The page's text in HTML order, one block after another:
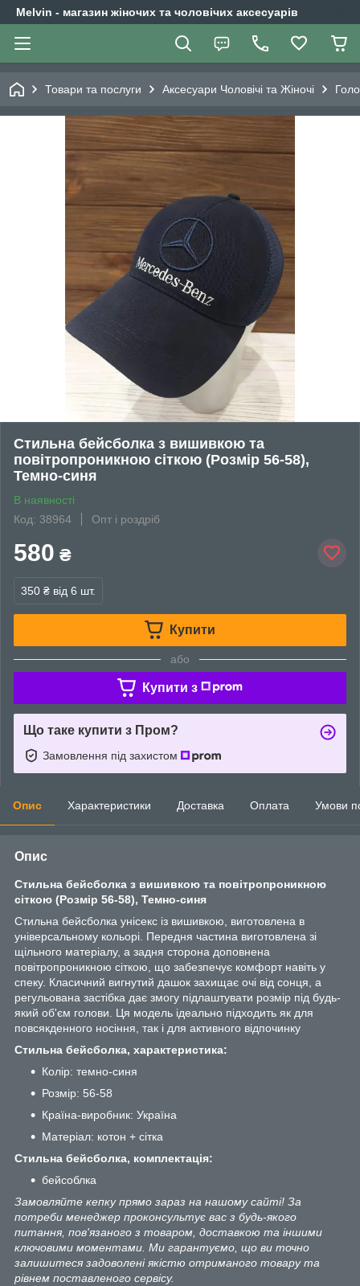
Melvin - магазин жіночих та чоловічих аксесуарів
Товари та послуги Аксесуари Чоловічі та Жіночі
Стильна бейсболка з вишивкою та
повітропроникною сіткою (Розмір 56-58),
Темно-синя
В наявності
Код: 38964
Опт і роздріб
580 ₴
350 ₴ від 6 шт.
Купити
або
Купити з
Що таке купити з Пром?
Замовлення під захистом
Опис Характеристики Доставка Оплата Умови
Опис
Стильна бейсболка з вишивкою та повітропроникною
сіткою (Розмір 56-58), Темно-синя
Стильна бейсболка унісекс із вишивкою, виготовлена в
універсальному кольорі. Передня частина виготовлена зі
щільного матеріалу, а задня сторона доповнена
повітропроникною сіткою, що забезпечує комфорт навіть у
спеку. Класичний вигнутий дашок захищає очі від сонця, а
регульована застібка дає змогу підлаштувати розмір під будь-
який об'єм голови. Ця модель ідеально підходить як для
повсякденного носіння, так і для активного відпочинку
Стильна бейсболка, характеристика:
Колір: темно-синя
Розмір: 56-58
Країна-виробник: Україна
Матеріал: котон + сітка
Стильна бейсболка, комплектація:
бейсоблка
Замовляйте кепку прямо зараз на нашому сайті! За
потреби менеджер проконсультує вас з будь-якого
питання, пов'язаного з товаром, доставкою та іншими
ключовими моментами. Ми гарантуємо, що ви точно
залишитеся задоволені якістю отриманого товару та
рівнем поставленого сервісу.